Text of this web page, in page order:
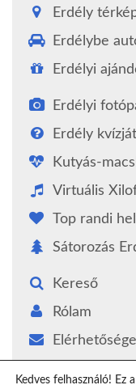
Erdély
Erdélybe
Erdélyi
Erdélyi
Erdély
Kutyás-
Virtuális
Top randi
Sátorozás
Kereső
Rólam
Kedves felhasználó! Ez